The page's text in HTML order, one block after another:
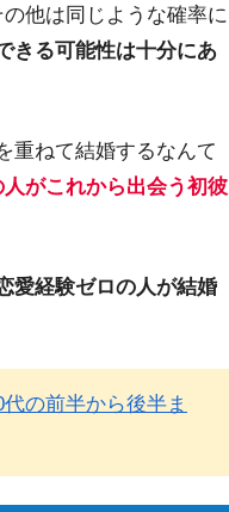
他は同じような確率に
きる可能性は十分にあ
重ねて結婚するなんて
がこれから出会う初彼
愛経験ゼロの人が結婚
の前半から後半ま